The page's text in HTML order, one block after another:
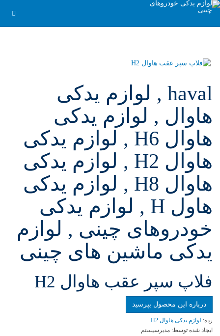
haval , لوازم یدکی
هاوال , لوازم یدکی
هاوال H6 , لوازم یدکی
هاوال H2 , لوازم یدکی
هاوال H8 , لوازم یدکی
هاول H , لوازم یدکی
خودروهای چینی , لوازم
یدکی ماشین های چینی
فلاپ سپر عقب هاوال H2
درباره این محصول بپرسید
رده: لوازم یدکی هاوال H2
ایجاد شده توسط: مدیرسیستم